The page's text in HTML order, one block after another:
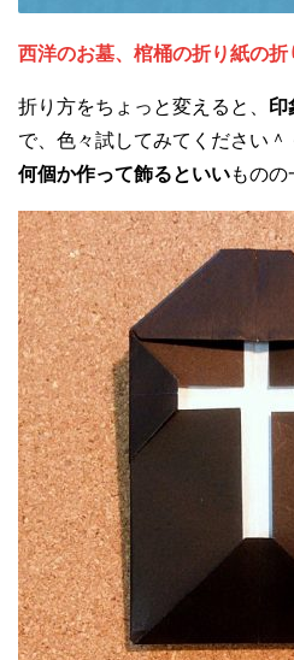
西洋のお墓、棺桶の折り紙の折
折り方をちょっと変えると、 印
で、色々試してみてください＾
何個か作って飾るといいものの